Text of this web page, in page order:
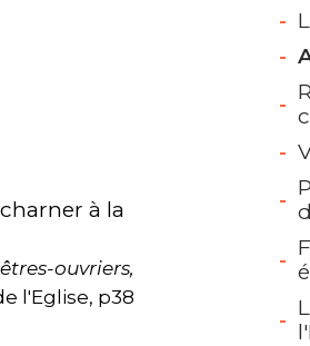
à la
ouvriers,
l'Eglise, p38